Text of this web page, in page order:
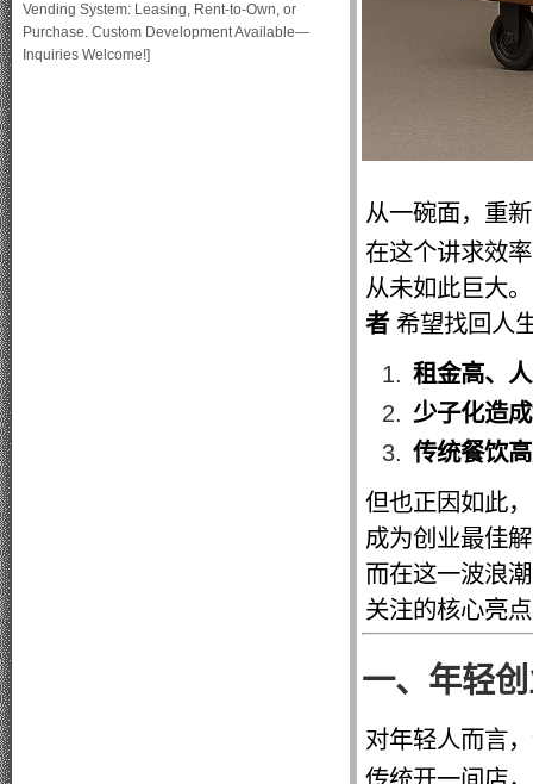
从一碗面，重
在这个讲求效
从未如此巨大
者希望找回人
租金高、
少子化造
传统餐饮
但也正因如此
成为创业最佳
而在这一波浪
关注的核心亮
一、年轻
对年轻人而言
传统开一间店
Vending System: Leasing, Rent-to-Own, or
Purchase. Custom Development Available—
Inquiries Welcome!]